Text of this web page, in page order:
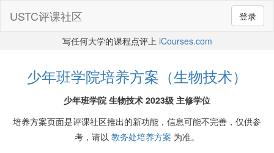
登录
USTC评课社区
写任何大学的课程点评上 iCourses.com
少年班学院培养方案（生物技术）
少年班学院 生物技术 2023级 主修学位
培养方案页面是评课社区推出的新功能，信息可能不完善，仅供参
考，请以 教务处培养方案 为准。